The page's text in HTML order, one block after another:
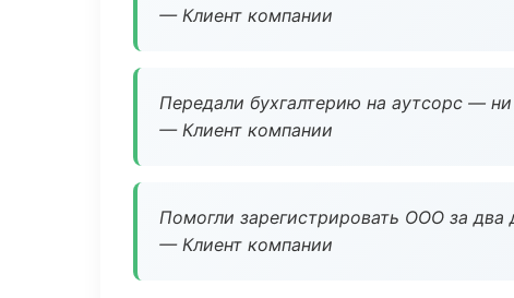
— Клиент компании
Передали бухгалтерию на аутсорс —
— Клиент компании
Помогли зарегистрировать ООО за
— Клиент компании